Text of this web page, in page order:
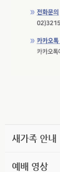
새가족 안내
예배 영상